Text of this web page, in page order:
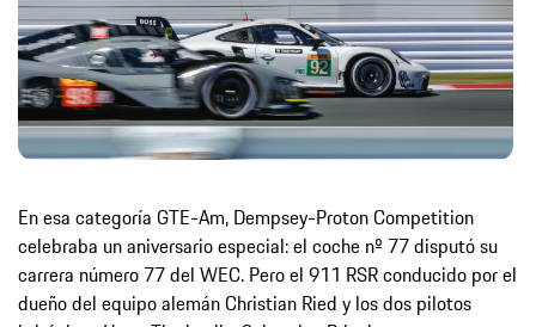
En esa categoría GTE-Am, Dempsey-Proton Competition
celebraba un aniversario especial: el coche nº 77 disputó su
carrera número 77 del WEC. Pero el 911 RSR conducido por el
dueño del equipo alemán Christian Ried y los dos pilotos